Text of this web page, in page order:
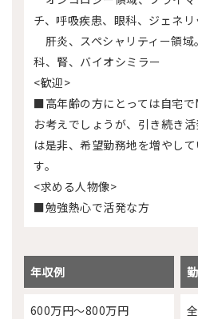
チ、呼吸疾患、眼科、ジェネ
肝炎、スペシャリティー領
科、腎、バイオシミラー
<歓迎>
■高年齢の方にとっては自宅で
お考えでしょうが、引き続き
は是非、希望勤務地を増やし
す。
<求める人物像>
■勉強熱心で活発な方
年収例
600万円～800万円